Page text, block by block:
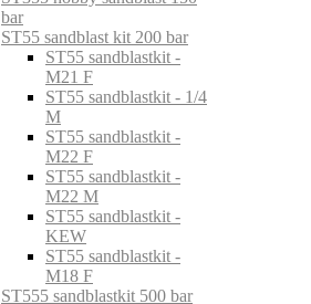
bar
ST55 sandblast kit 200 bar
ST55 sandblastkit -
M21 F
ST55 sandblastkit - 1/4
M
ST55 sandblastkit -
M22 F
ST55 sandblastkit -
M22 M
ST55 sandblastkit -
KEW
ST55 sandblastkit -
M18 F
ST555 sandblastkit 500 bar